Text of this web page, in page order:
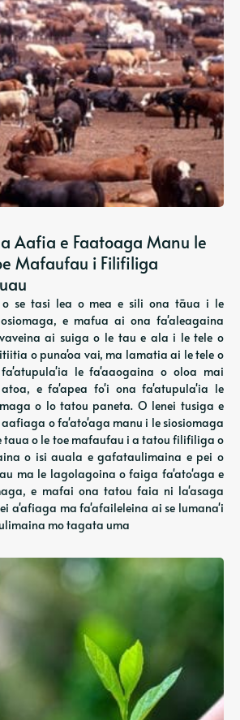
Aafia e Faatoaga Manu le
Mafaufau i Filifiliga
se tasi lea o mea e sili ona tāua i le
e mafua ai ona fa'aleagaina
ai suiga o le tau e ala i le tele o
o puna'oa vai, ma lamatia ai le tele o
fa'atupula'ia le fa'aaogaina o oloa mai
e fa'apea fo'i ona fa'atupula'ia le
o lo tatou paneta. O lenei tusiga e
aafiaga o fa'ato'aga manu i le siosiomaga
taua o le toe mafaufau i a tatou filifiliga o
o isi auala e gafataulimaina e pei o
ma le lagolagoina o faiga fa'ato'aga e
e mafai ona tatou faia ni la'asaga
a'afiaga ma fa'afaileleina ai se lumana'i
mo tagata uma